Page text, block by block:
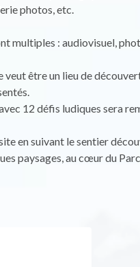
photos, etc.
multiples : audiovisuel,
veut être un lieu de
12 défis ludiques sera
en suivant le sentier
paysages, au cœur du